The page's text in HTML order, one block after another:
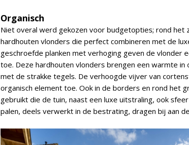
Organisch
Niet overal werd gekozen voor budgetopties; rond het
hardhouten vlonders die perfect combineren met de
geschroefde planken met verhoging geven de vlonder
toe. Deze hardhouten vlonders brengen een warmte
met de strakke tegels. De verhoogde vijver van
organisch element toe. Ook in de borders en rond het
gebruikt die de tuin, naast een luxe uitstraling, ook
palen, deels verwerkt in de bestrating, dragen bij aan